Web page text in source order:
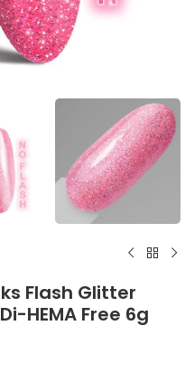
Flash Glitter
HEMA Free 6g